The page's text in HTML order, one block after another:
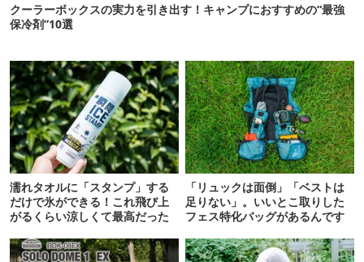
クーラーボックスの実力を引き出す！キャンプにおすすめの“最強
保冷剤”10選
濡れタオルに「スタンプ」する
だけで氷ができる！これ飛び上
がるくらい涼しくて最高だった
「リュックは面倒」「ベストは
足りない」。いいとこ取りした
フェス特化バッグがあるんです